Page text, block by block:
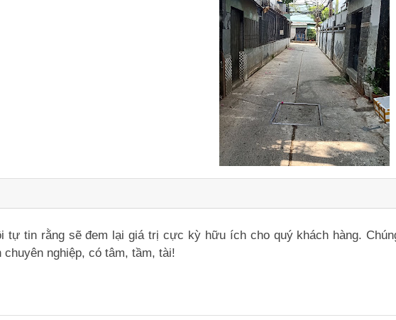
tự tin rằng sẽ đem lại giá trị cực kỳ hữu ích cho quý khách hàng.
chuyên nghiệp, có tâm, tầm, tài!